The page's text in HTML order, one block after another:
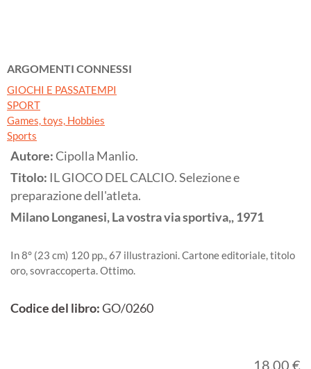
ARGOMENTI CONNESSI
GIOCHI E PASSATEMPI
SPORT
Games, toys, Hobbies
Sports
Autore:Cipolla Manlio.
Titolo: IL GIOCO DEL CALCIO. Selezione e
preparazione dell'atleta.
MilanoLonganesi, La vostra via sportiva,,1971
In 8° (23 cm) 120 pp., 67 illustrazioni. Cartone editoriale, titolo
oro, sovraccoperta. Ottimo.
Codice del libro:GO/0260
18,00 €